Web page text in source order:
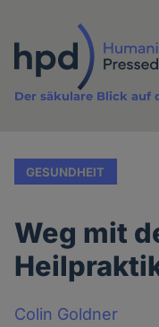
Inhalt
Der säkulare Blick auf
GESUNDHEIT
Weg mit
Colin Goldner